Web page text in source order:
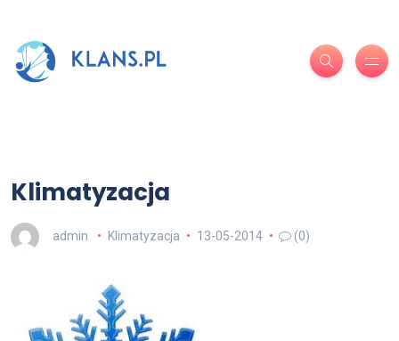
Klimatyzacja
admin Klimatyzacja 13-05-2014 (0)